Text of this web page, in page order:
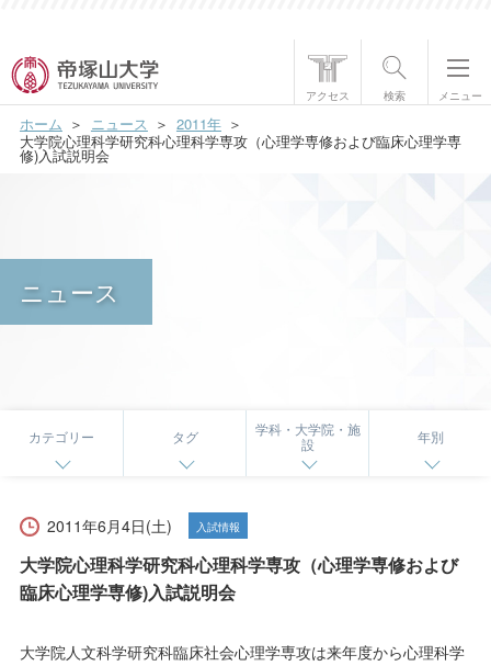
アクセス 検索 メニュー
帝塚山大学について
学部・大学院
研究・社会貢献
保護者の方へ 卒業生の方へ
ホーム ニュース
2011年
大学院心理科学研究科心理科学専攻（心理学専修および臨床心理学専
修)入試説明会
ニュース
カテゴリー タグ
学科・大学院・施
設
年別
2011年6月4日(土) 入試情報
大学院心理科学研究科心理科学専攻（心理学専修および
臨床心理学専修)入試説明会
大学院人文科学研究科臨床社会心理学専攻は来年度から心理科学